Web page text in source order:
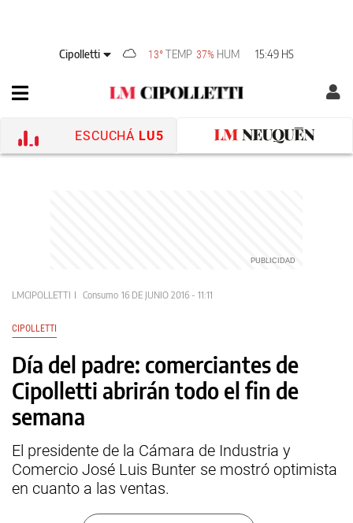
Cipolletti 13° TEMP 37% HUM 15:49 HS
ESCUCHÁ LU5
LMCIPOLLETTI Consumo 16 DE JUNIO 2016 - 11:11
CIPOLLETTI
Día del padre: comerciantes de
Cipolletti abrirán todo el fin de
semana
El presidente de la Cámara de Industria y
Comercio José Luis Bunter se mostró optimista
en cuanto a las ventas.